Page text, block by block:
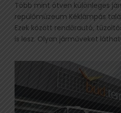
Több mint ötven különleges
repülőmúzeum Kéklámpás
Ezek között rendőrautó,
is lesz. Olyan járműveket